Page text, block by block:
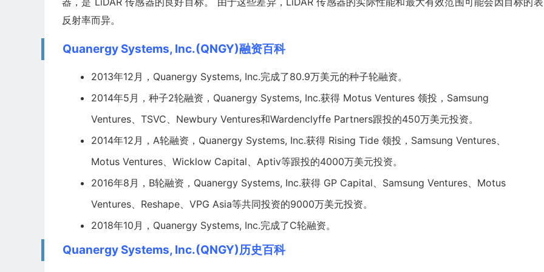
反射率而异。
Quanergy Systems, Inc.(QNGY)融资百科
2013年12月，Quanergy Systems, Inc.完成了80.9万美元的种子轮融资。
2014年5月，种子2轮融资，Quanergy Systems, Inc.获得 Motus Ventures 领投，Samsung
Ventures、TSVC、Newbury Ventures和Wardenclyffe Partners跟投的450万美元投资。
2014年12月，A轮融资，Quanergy Systems, Inc.获得 Rising Tide 领投，Samsung Ventures、
Motus Ventures、Wicklow Capital、Aptiv等跟投的4000万美元投资。
2016年8月，B轮融资，Quanergy Systems, Inc.获得 GP Capital、Samsung Ventures、Motus
Ventures、Reshape、VPG Asia等共同投资的9000万美元投资。
2018年10月，Quanergy Systems, Inc.完成了C轮融资。
Quanergy Systems, Inc.(QNGY)历史百科